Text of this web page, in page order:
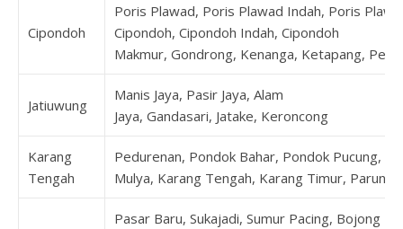
Cipondoh
Poris Plawad, Poris Plawad Indah, Poris
Cipondoh, Cipondoh Indah, Cipondoh
Makmur, Gondrong, Kenanga, Ketapang, Petir
Jatiuwung
Manis Jaya, Pasir Jaya, Alam
Jaya, Gandasari, Jatake, Keroncong
Karang
Tengah
Pedurenan, Pondok Bahar, Pondok Pucung,
Mulya, Karang Tengah, Karang Timur, Parung
Pasar Baru, Sukajadi, Sumur Pacing, Bojong